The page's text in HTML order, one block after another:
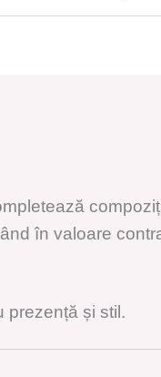
în valoare
prezență și stil.